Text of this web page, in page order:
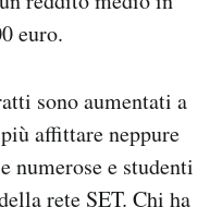
euro.
sono aumentati a
affittare neppure
numerose e studenti
rete SET. Chi ha